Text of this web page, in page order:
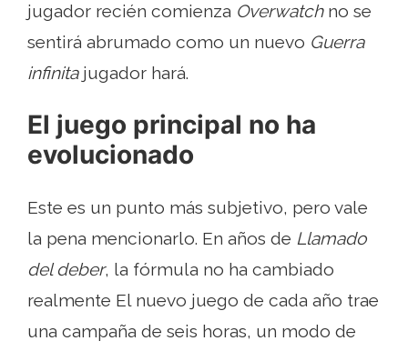
jugador recién comienza Overwatchno se
sentirá abrumado como un nuevo Guerra
infinitajugador hará.
El juego principal no ha
evolucionado
Este es un punto más subjetivo, pero vale
la pena mencionarlo. En años de Llamado
del deber, la fórmula no ha cambiado
realmente El nuevo juego de cada año trae
una campaña de seis horas, un modo de